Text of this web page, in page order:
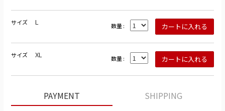
サイズ L 数量 :
サイズ XL 数量 :
PAYMENT SHIPPING